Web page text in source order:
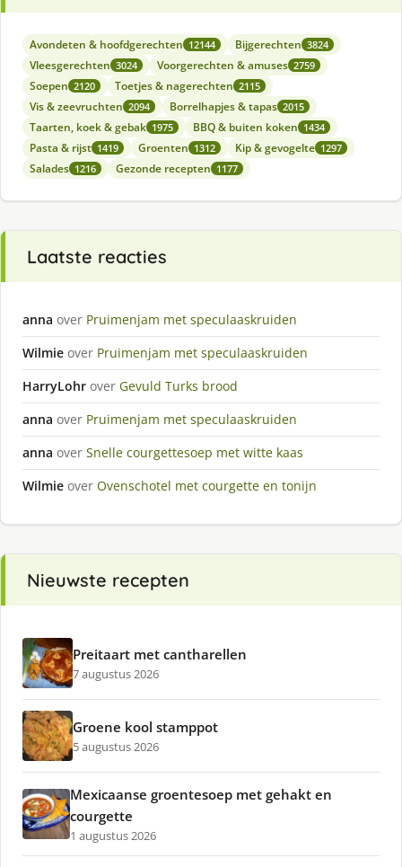
Avondeten & hoofdgerechten 12144 Bijgerechten 3824
Vleesgerechten 3024 Voorgerechten & amuses 2759
Soepen 2120 Toetjes & nagerechten 2115
Vis & zeevruchten 2094 Borrelhapjes & tapas 2015
Taarten, koek & gebak 1975 BBQ & buiten koken 1434
Pasta & rijst 1419 Groenten 1312 Kip & gevogelte 1297
Salades 1216 Gezonde recepten 1177
Laatste reacties
anna over Pruimenjam met speculaaskruiden
Wilmie over Pruimenjam met speculaaskruiden
HarryLohr over Gevuld Turks brood
anna over Pruimenjam met speculaaskruiden
anna over Snelle courgettesoep met witte kaas
Wilmie over Ovenschotel met courgette en tonijn
Nieuwste recepten
Preitaart met cantharellen
7 augustus 2026
Groene kool stamppot
5 augustus 2026
Mexicaanse groentesoep met gehakt en
courgette
1 augustus 2026